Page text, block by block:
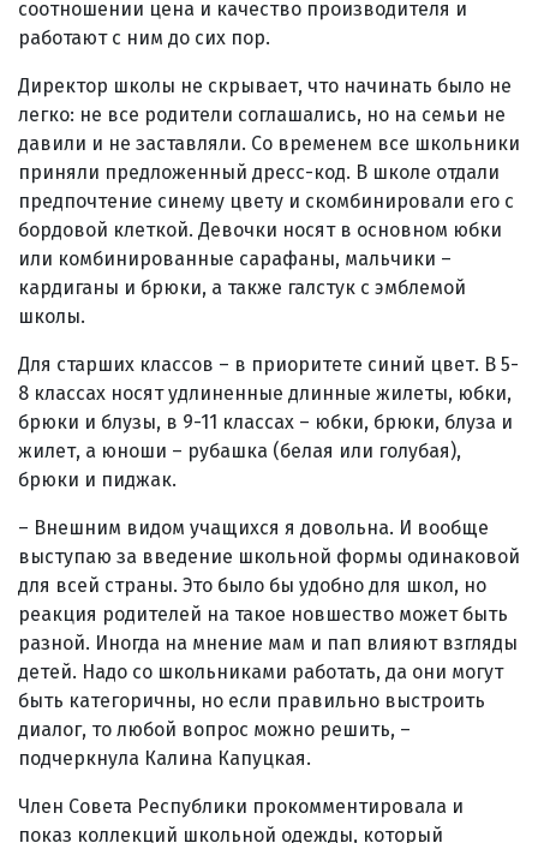
соотношении цена и качество производителя и
работают с ним до сих пор.
Директор школы не скрывает, что начинать было не
легко: не все родители соглашались, но на семьи не
давили и не заставляли. Со временем все школьники
приняли предложенный дресс-код. В школе отдали
предпочтение синему цвету и скомбинировали его с
бордовой клеткой. Девочки носят в основном юбки
или комбинированные сарафаны, мальчики –
кардиганы и брюки, а также галстук с эмблемой
школы.
Для старших классов – в приоритете синий цвет. В 5-
8 классах носят удлиненные длинные жилеты, юбки,
брюки и блузы, в 9-11 классах – юбки, брюки, блуза и
жилет, а юноши – рубашка (белая или голубая),
брюки и пиджак.
– Внешним видом учащихся я довольна. И вообще
выступаю за введение школьной формы одинаковой
для всей страны. Это было бы удобно для школ, но
реакция родителей на такое новшество может быть
разной. Иногда на мнение мам и пап влияют взгляды
детей. Надо со школьниками работать, да они могут
быть категоричны, но если правильно выстроить
диалог, то любой вопрос можно решить, –
подчеркнула Калина Капуцкая.
Член Совета Республики прокомментировала и
показ коллекций школьной одежды, который